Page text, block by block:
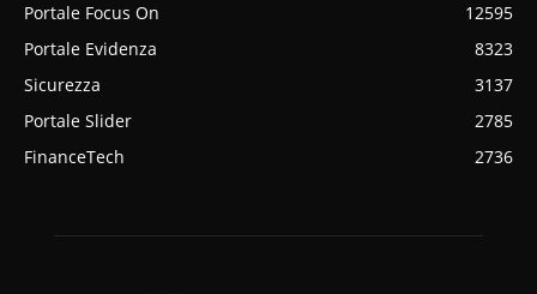
Portale Focus On
12595
Portale Evidenza
8323
Sicurezza
3137
Portale Slider
2785
FinanceTech
2736